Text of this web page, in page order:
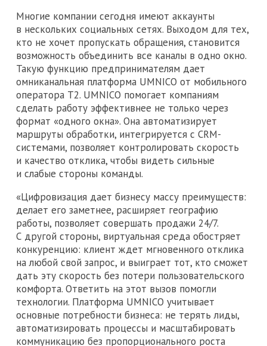
Многие компании сегодня имеют аккаунты
в нескольких социальных сетях. Выходом для тех,
кто не хочет пропускать обращения, становится
возможность объединить все каналы в одно окно.
Такую функцию предпринимателям дает
омниканальная платформа UMNICO от мобильного
оператора Т2. UMNICO помогает компаниям
сделать работу эффективнее не только через
формат «одного окна». Она автоматизирует
маршруты обработки, интегрируется с CRM-
системами, позволяет контролировать скорость
и качество отклика, чтобы видеть сильные
и слабые стороны команды.
«Цифровизация дает бизнесу массу преимуществ:
делает его заметнее, расширяет географию
работы, позволяет совершать продажи 24/7.
С другой стороны, виртуальная среда обостряет
конкуренцию: клиент ждет мгновенного отклика
на любой свой запрос, и выиграет тот, кто сможет
дать эту скорость без потери пользовательского
комфорта. Ответить на этот вызов помогли
технологии. Платформа UMNICO учитывает
основные потребности бизнеса: не терять лиды,
автоматизировать процессы и масштабировать
коммуникацию без пропорционального роста